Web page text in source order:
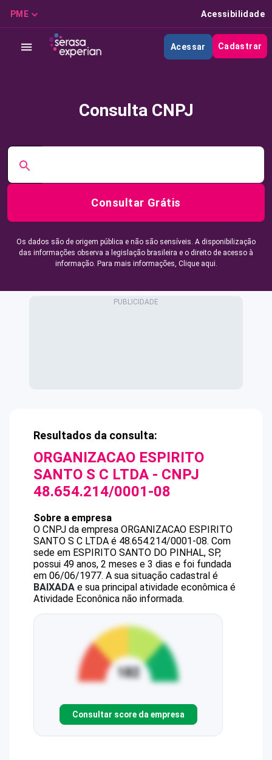
PME Acessibilidade
Acessar Cadastrar
Consulta CNPJ
Consultar Grátis
Os dados são de origem pública e não são sensíveis. A disponibilização
das informações observa a legislação brasileira e o direito de acesso à
informação. Para mais informações, Clique aqui.
Resultados da consulta:
ORGANIZACAO ESPIRITO
SANTO S C LTDA - CNPJ
48.654.214/0001-08
Sobre a empresa
O CNPJ da empresa ORGANIZACAO ESPIRITO
SANTO S C LTDA é 48.654.214/0001-08. Com
sede em ESPIRITO SANTO DO PINHAL, SP,
possui 49 anos, 2 meses e 3 dias e foi fundada
em 06/06/1977. A sua situação cadastral é
BAIXADA e sua principal atividade econômica é
Atividade Econônica não informada.
Consultar score da empresa